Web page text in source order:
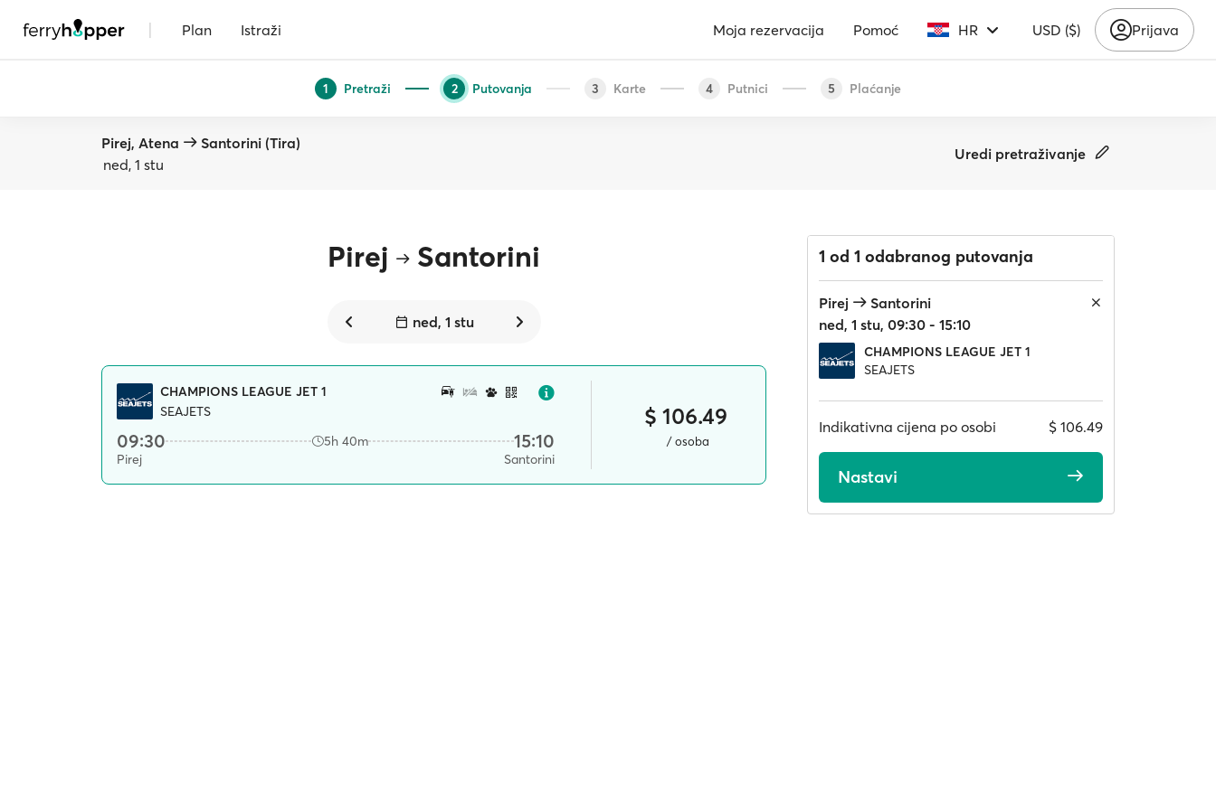
| Plan Istraži Moja rezervacija Pomoć HR USD ($) Prijava
1 Pretraži 2 Putovanja 3 Karte 4 Putnici 5 Plaćanje
Pirej, Atena
Santorini (Tira)
ned, 1 stu
Uredi pretraživanje
Pirej Santorini
ned, 1 stu
CHAMPIONS LEAGUE JET 1
SEAJETS
09:30 5h 40m 15:10
Pirej Santorini
$ 106.49
/ osoba
1 od 1 odabranog putovanja
Pirej
Santorini
ned, 1 stu, 09:30 - 15:10
CHAMPIONS LEAGUE JET 1
SEAJETS
Indikativna cijena po osobi $ 106.49
Nastavi